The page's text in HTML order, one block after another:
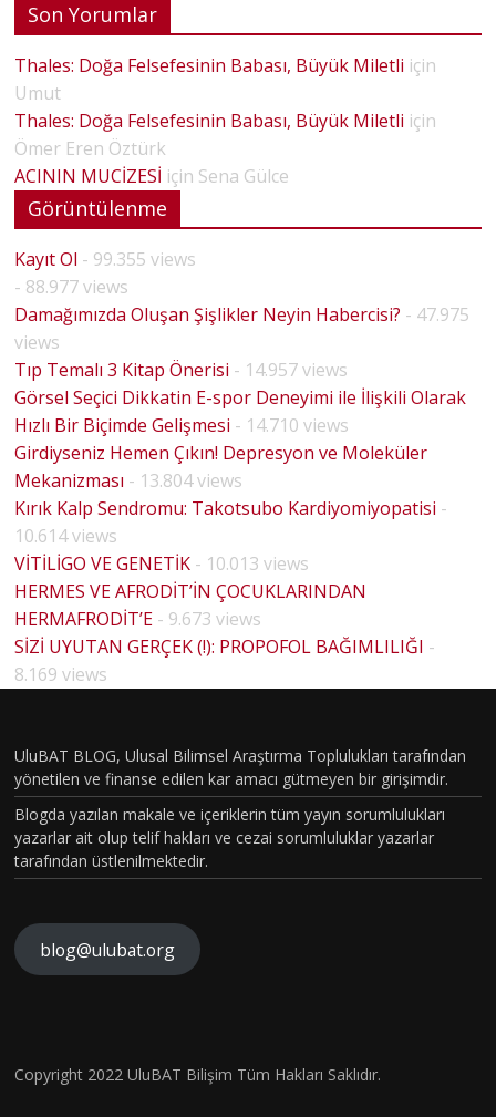
Son Yorumlar
Thales: Doğa Felsefesinin Babası, Büyük Miletli için
Umut
Thales: Doğa Felsefesinin Babası, Büyük Miletli için
Ömer Eren Öztürk
ACININ MUCİZESİ için Sena Gülce
Görüntülenme
Kayıt Ol - 99.355 views
- 88.977 views
Damağımızda Oluşan Şişlikler Neyin Habercisi? - 47.975
views
Tıp Temalı 3 Kitap Önerisi - 14.957 views
Görsel Seçici Dikkatin E-spor Deneyimi ile İlişkili Olarak
Hızlı Bir Biçimde Gelişmesi - 14.710 views
Girdiyseniz Hemen Çıkın! Depresyon ve Moleküler
Mekanizması - 13.804 views
Kırık Kalp Sendromu: Takotsubo Kardiyomiyopatisi -
10.614 views
VİTİLİGO VE GENETİK - 10.013 views
HERMES VE AFRODİT’İN ÇOCUKLARINDAN
HERMAFRODİT’E - 9.673 views
SİZİ UYUTAN GERÇEK (!): PROPOFOL BAĞIMLILIĞI -
8.169 views
UluBAT BLOG, Ulusal Bilimsel Araştırma Toplulukları tarafından
yönetilen ve finanse edilen kar amacı gütmeyen bir girişimdir.
Blogda yazılan makale ve içeriklerin tüm yayın sorumlulukları
yazarlar ait olup telif hakları ve cezai sorumluluklar yazarlar
tarafından üstlenilmektedir.
blog@ulubat.org
Copyright 2022 UluBAT Bilişim Tüm Hakları Saklıdır.
Hava
BİYOLO
JİK
TOPLU
MSAL
CİNSİYE
T
MLARIN
IN
FİZYOL
HOUSE
MD
BÖLÜM
VAKASI
GERÇEK
OLDU :
TÜRKİY
KTANISI